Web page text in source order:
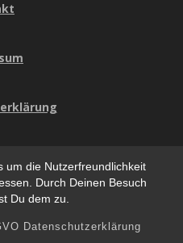
um die Nutzerfreundlichkeit
Durch Deinen Besuch
Du dem zu.
Datenschutzerklärung
mit dem